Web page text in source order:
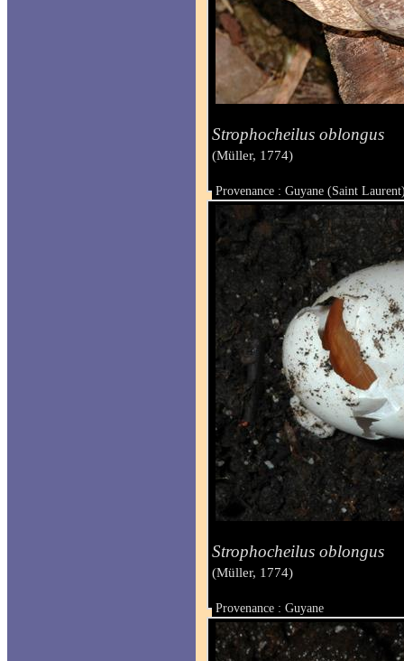
Strophocheilus oblongus
(Müller, 1774)
Provenance : Guyane (Saint
Taille :
Strophocheilus oblongus
(Müller, 1774)
Provenance : Guyane
Taille :